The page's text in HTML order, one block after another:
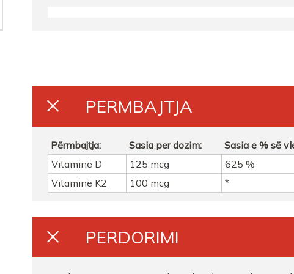
FARMACI BLLOKUTR
Farmaci Elda
FARMACI PETAL FARMA TIRANE
FARMACI BLERTATR
Farmaci Elda
PERMBAJTJA
Përmbajtja: Sasia per dozim:
Sasia e % së
Vitaminë D
125 mcg
625 %
Vitaminë K2
100 mcg *
PERDORIMI